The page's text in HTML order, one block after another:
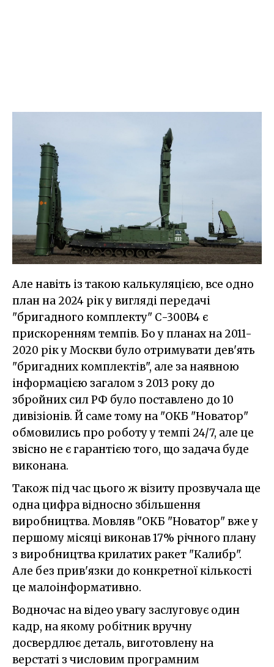
Але навіть із такою калькуляцією, все одно
план на 2024 рік у вигляді передачі
"бригадного комплекту" С-300В4 є
прискоренням темпів. Бо у планах на 2011-
2020 рік у Москви було отримувати дев'ять
"бригадних комплектів", але за наявною
інформацією загалом з 2013 року до
збройних сил РФ було поставлено до 10
дивізіонів. Й саме тому на "ОКБ "Новатор"
обмовились про роботу у темпі 24/7, але це
звісно не є гарантією того, що задача буде
виконана.
Також під час цього ж візиту прозвучала ще
одна цифра відносно збільшення
виробництва. Мовляв "ОКБ "Новатор" вже у
першому місяці виконав 17% річного плану
з виробництва крилатих ракет "Калибр".
Але без прив'язки до конкретної кількості
це малоінформативно.
Водночас на відео увагу заслуговує один
кадр, на якому робітник вручну
досвердлює деталь, виготовлену на
верстаті з числовим програмним